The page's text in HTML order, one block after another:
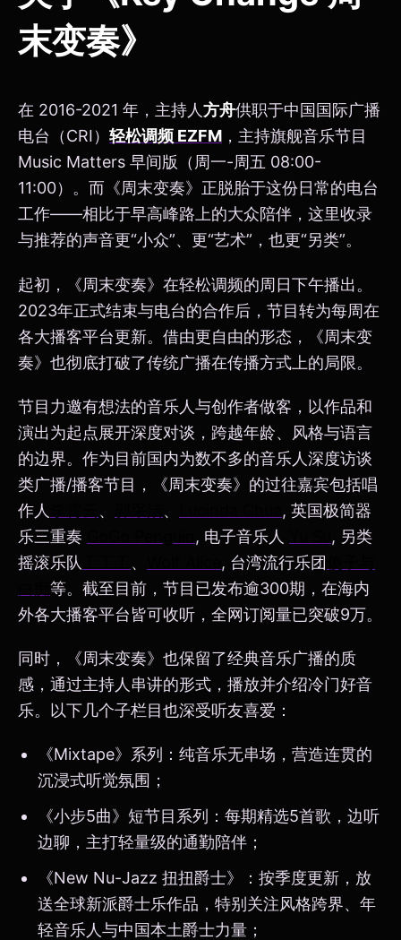
末变奏》
在 2016-2021 年，主持人方舟供职于中国国际广播
电台（CRI） 轻松调频 EZFM ，主持旗舰音乐节目
Music Matters 早间版（周一-周五 08:00-
11:00）。而《周末变奏》正脱胎于这份日常的电台
工作——相比于早高峰路上的大众陪伴，这里收录
与推荐的声音更“小众”、更“艺术”，也更“另类”。
起初，《周末变奏》在轻松调频的周日下午播出。
2023年正式结束与电台的合作后，节目转为每周在
各大播客平台更新。借由更自由的形态，《周末变
奏》也彻底打破了传统广播在传播方式上的局限。
节目力邀有想法的音乐人与创作者做客，以作品和
演出为起点展开深度对谈，跨越年龄、风格与语言
的边界。作为目前国内为数不多的音乐人深度访谈
类广播/播客节目，《周末变奏》的过往嘉宾包括唱
作人
、 、
, 英国极简器
乐三重奏
, 电子音乐人
, 另类
摇滚乐队
、 , 台湾流行乐团
等。截至目前，节目已发布逾300期，在海内
外各大播客平台皆可收听，全网订阅量已突破9万。
同时，《周末变奏》也保留了经典音乐广播的质
感，通过主持人串讲的形式，播放并介绍冷门好音
乐。以下几个子栏目也深受听友喜爱：
《Mixtape》系列：纯音乐无串场，营造连贯的
沉浸式听觉氛围；
《小步5曲》短节目系列：每期精选5首歌，边听
边聊，主打轻量级的通勤陪伴；
《New Nu-Jazz 扭扭爵士》：按季度更新，放
送全球新派爵士乐作品，特别关注风格跨界、年
轻音乐人与中国本土爵士力量；